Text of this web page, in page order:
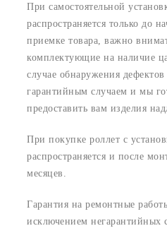
При самостоятельной
распространяется только до
приемке товара, важно
комплектующие на наличие
случае обнаружения
гарантийным случаем и мы
предоставить вам изделия
При покупке роллет с
распространяется и после
месяцев.
Гарантия на ремонтные
исключением негарантийных